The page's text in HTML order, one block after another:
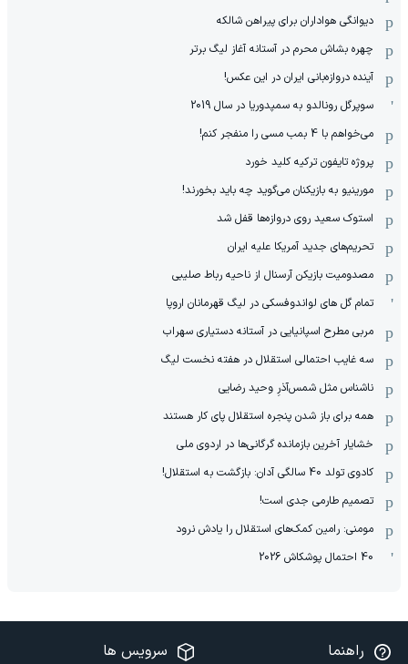
دیوانگی هواداران برای پیراهن شالکه
چهره بشاش محرم در آستانه آغاز لیگ برتر
آینده دروازه‌بانی ایران در این عکس!
سوپرگل رونالدو به سمپدوریا در سال 2019
می‌خواهم با 4 بمب مسی را منفجر کنم!
پروژه تایفون ترکیه کلید خورد
مورینیو به بازیکنان می‌گوید چه باید بخورند!
استوک سعید روی دروازه‌ها قفل شد
تحریم‌های جدید آمریکا علیه ایران
مصدومیت بازیکن آرسنال از ناحیه رباط صلیبی
تمام گل های لواندوفسکی در لیگ قهرمانان اروپا
مربی مطرح اسپانیایی در آستانه دستیاری سهراب
سه غایب احتمالی استقلال در هفته نخست لیگ
ناشناس مثل شمس‌آذرِ وحید رضایی
همه برای باز شدن پنجره استقلال پای کار هستند
خشایار آخرین بازمانده گرگانی‌ها در اردوی ملی
کادوی تولد 40 سالگی آدان: بازگشت به استقلال!
تصمیم طارمی جدی است!
مومنی: رامین کمک‌های استقلال را یادش نرود
40 احتمال پوشکاش 2026
راهنما سرویس ها